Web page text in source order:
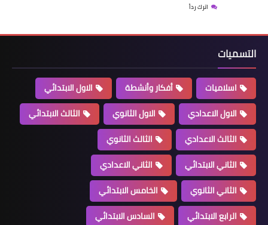
اترك رداً
التسميات
اسلاميات أفكار وأنشطة
الاول الابتدائي
الاول الاعدادي
الاول الثانوي
الثالث الابتدائي
الثالث الاعدادي
الثالث الثانوي
الثاني الابتدائي
الثاني الاعدادي
الثاني الثانوي
الخامس الابتدائي
الرابع الابتدائي
السادس الابتدائي